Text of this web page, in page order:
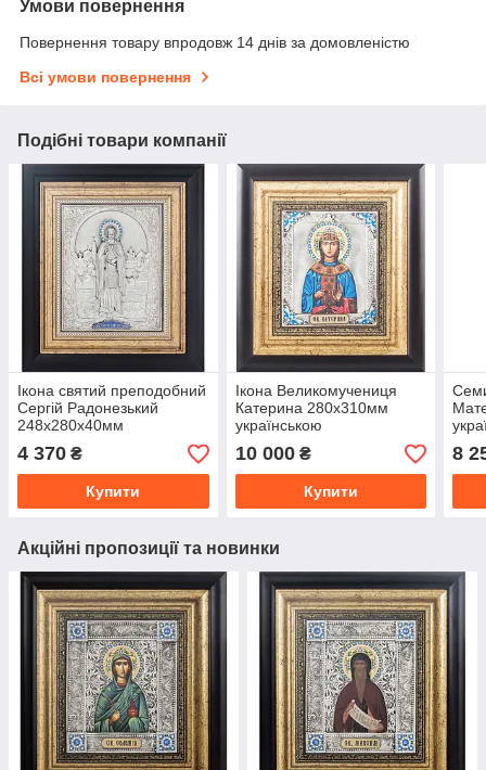
Умови повернення
Повернення товару впродовж 14 днів за домовленістю
Всі умови повернення
Подібні товари компанії
Ікона святий преподобний
Сергій Радонезький
248x280x40мм
українською
4 370 ₴
Купити
Ікона Великомучениця
Катерина 280x310мм
українською
10 000₴
Купити
8
Акційні пропозиції та новинки